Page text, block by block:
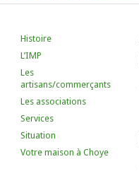
Histoire
L’IMP
Les
artisans/commerçants
Les associations
Services
Situation
Votre maison à Choye